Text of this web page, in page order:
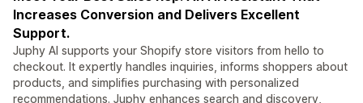
Increases Conversion and Delivers Excellent
Support.
Juphy AI supports your Shopify store visitors from hello to
checkout. It expertly handles inquiries, informs shoppers about
products, and simplifies purchasing with personalized
recommendations. Juphy enhances search and discovery,